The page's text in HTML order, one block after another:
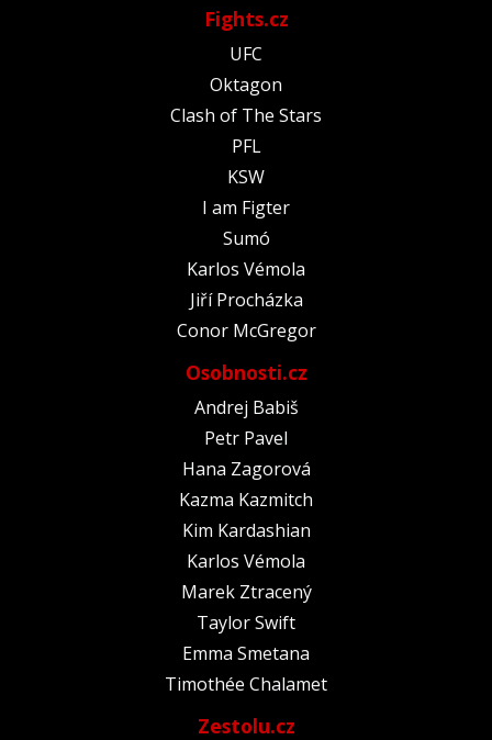
Fights.cz
UFC
Oktagon
Clash of The Stars
PFL
KSW
I am Figter
Sumó
Karlos Vémola
Jiří Procházka
Conor McGregor
Osobnosti.cz
Andrej Babiš
Petr Pavel
Hana Zagorová
Kazma Kazmitch
Kim Kardashian
Karlos Vémola
Marek Ztracený
Taylor Swift
Emma Smetana
Timothée Chalamet
Zestolu.cz